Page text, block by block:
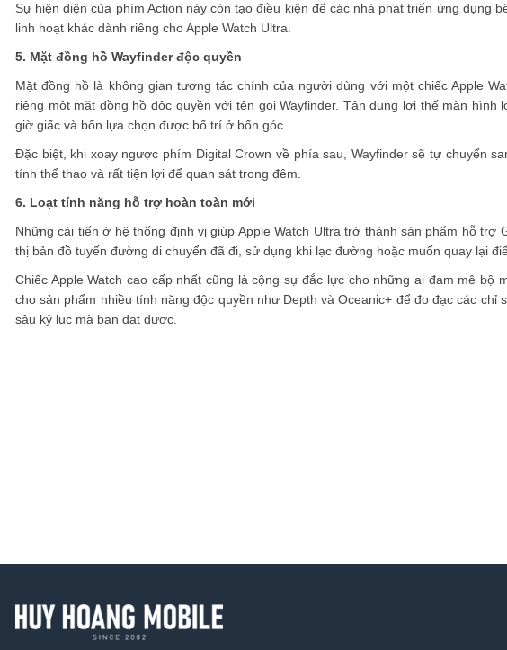
Sự hiện diện của phím Action này còn tạo điều kiện để các nhà phát triển ứng dụng
linh hoạt khác dành riêng cho Apple Watch Ultra.
5. Mặt đồng hồ Wayfinder độc quyền
Mặt đồng hồ là không gian tương tác chính của người dùng với một chiếc Apple
riêng một mặt đồng hồ độc quyền với tên gọi Wayfinder. Tận dụng lợi thế màn hình
giờ giấc và bốn lựa chọn được bố trí ở bốn góc.
Đặc biệt, khi xoay ngược phím Digital Crown về phía sau, Wayfinder sẽ tự chuyển
tính thể thao và rất tiện lợi để quan sát trong đêm.
6. Loạt tính năng hỗ trợ hoàn toàn mới
Những cải tiến ở hệ thống định vị giúp Apple Watch Ultra trở thành sản phẩm hỗ
thị bản đồ tuyến đường di chuyển đã đi, sử dụng khi lạc đường hoặc muốn quay lại
Chiếc Apple Watch cao cấp nhất cũng là cộng sự đắc lực cho những ai đam mê
cho sản phẩm nhiều tính năng độc quyền như Depth và Oceanic+ để đo đạc các
sâu kỷ lục mà bạn đạt được.